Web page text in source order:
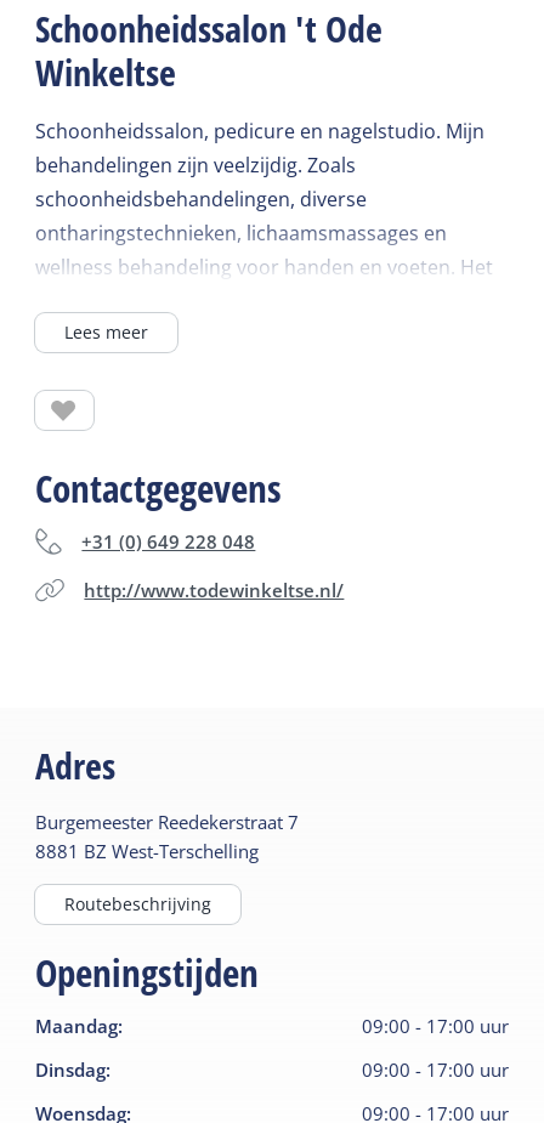
Schoonheidssalon 't Ode
Winkeltse
Schoonheidssalon, pedicure en nagelstudio. Mijn
behandelingen zijn veelzijdig. Zoals
schoonheidsbehandelingen, diverse
ontharingstechnieken, lichaamsmassages en
wellness behandeling voor handen en voeten. Het
schoonheidsbehandelingen.
Lees meer
Contactgegevens
+31 (0) 649 228 048
http://www.todewinkeltse.nl/
Adres
Burgemeester Reedekerstraat 7
8881 BZ West-Terschelling
Routebeschrijving
Openingstijden
Maandag: 09:00 - 17:00 uur
Dinsdag: 09:00 - 17:00 uur
Woensdag: 09:00 - 17:00 uur